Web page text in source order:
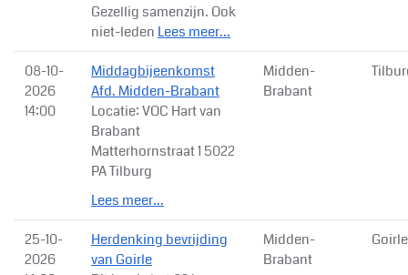
Gezellig samenzijn. Ook
niet-leden Lees meer...
08-10-
2026
14:00
Middagbijeenkomst
Afd. Midden-Brabant
Locatie: VOC Hart van
Brabant
Matterhornstraat 1 5022
PA Tilburg
Lees meer...
Midden-
Brabant
25-10-
2026
Herdenking bevrijding
van Goirle
Midden-
Brabant
Goirle